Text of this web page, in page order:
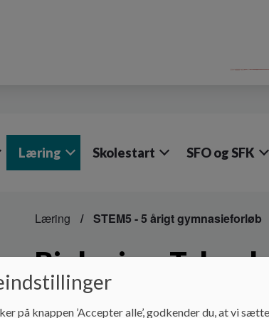
Læring Skolestart SFO og SFK
Læring STEM5 - 5 årigt gymnasieforløb
Biologi og
niveau
på knappen ’Accepter alle’, godkender du, at vi